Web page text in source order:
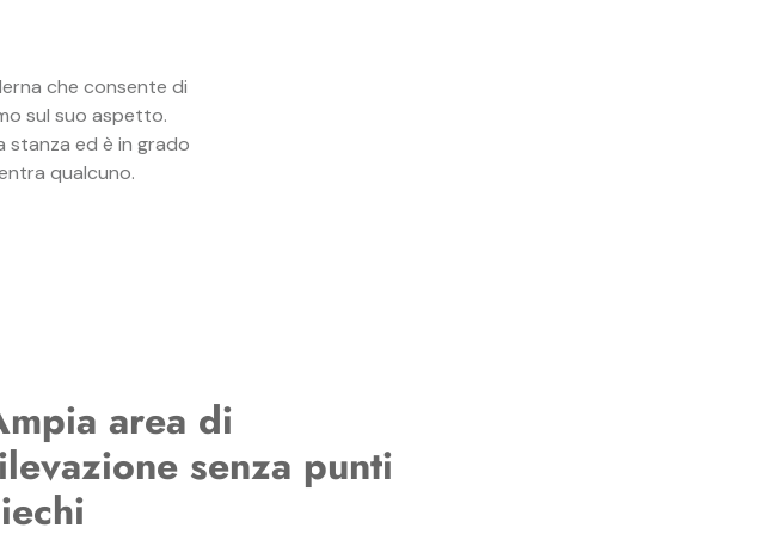
che consente di
sul suo aspetto.
stanza ed è in grado
qualcuno.
area di
senza punti